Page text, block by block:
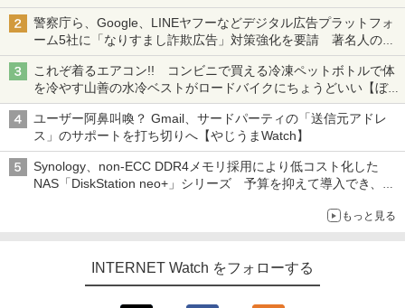
も、持ち替えずに書き込める
警察庁ら、Google、LINEヤフーなどデジタル広告プラットフォ
ーム5社に「なりすまし詐欺広告」対策強化を要請 著名人の写
真や映像を使った投資詐欺などへの対策として
これぞ着るエアコン!! コンビニで買える冷凍ペットボトルで体
を冷やす山善の水冷ベストがロードバイクにちょうどいい【ぼっ
ち・ざ・ろーど！その14】【空いた時間でなにしてる？】
ユーザー阿鼻叫喚？ Gmail、サードパーティの「送信元アドレ
ス」のサポートを打ち切りへ【やじうまWatch】
Synology、non-ECC DDR4メモリ採用により低コスト化した
NAS「DiskStation neo+」シリーズ 予算を抑えて導入でき、
もっと見る
INTERNET Watch をフォローする